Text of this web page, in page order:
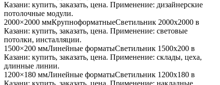
Казани: купить, заказать, цена. Применение: дизайнерские
потолочные модули.
2000×2000 ммКрупноформатныеСветильник 2000x2000 в
Казани: купить, заказать, цена. Применение: световые
потолки, инсталляции.
1500×200 ммЛинейные форматыСветильник 1500x200 в
Казани: купить, заказать, цена. Применение: склады, цеха,
длинные линии.
1200×180 ммЛинейные форматыСветильник 1200x180 в
Казани: купить, заказать, цена. Применение: накладные